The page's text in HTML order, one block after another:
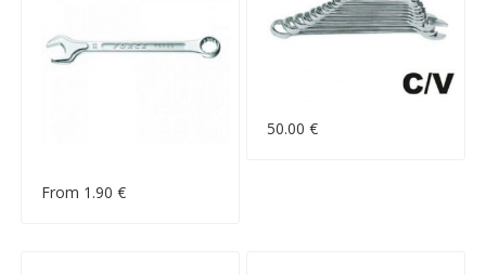
From 1.90 €
50.00 €